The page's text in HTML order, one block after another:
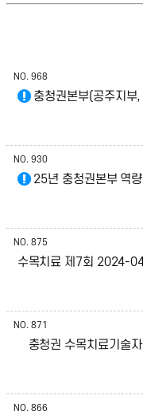
NO. 968
충청권본부(공주지부
NO. 930
25년 충청권본부 역량
NO. 875
수목치료 제7회 2024-
NO. 871
춫충청권 수목치료기
NO. 866